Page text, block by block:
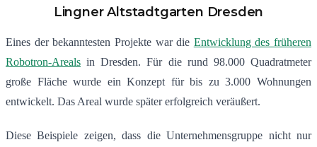
Lingner Altstadtgarten Dresden
Eines der bekanntesten Projekte war die Entwicklung des früheren
Robotron-Areals in Dresden. Für die rund 98.000 Quadratmeter
große Fläche wurde ein Konzept für bis zu 3.000 Wohnungen
entwickelt. Das Areal wurde später erfolgreich veräußert.
Diese Beispiele zeigen, dass die Unternehmensgruppe nicht nur